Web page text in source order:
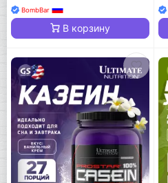
BombBar
В корзину